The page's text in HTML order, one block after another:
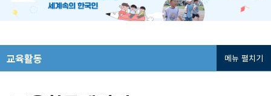
교육활동 메뉴 펼치기